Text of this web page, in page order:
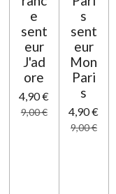
e
sent
eur
J'ad
ore
4,90 €
9,00 €
s
sent
eur
Mon
Pari
s
4,90 €
9,00 €